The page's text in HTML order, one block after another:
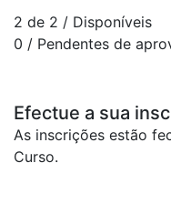
2 de 2 / Disponíveis
0 / Pendentes de
Efectue a sua
As inscrições estão
Curso.